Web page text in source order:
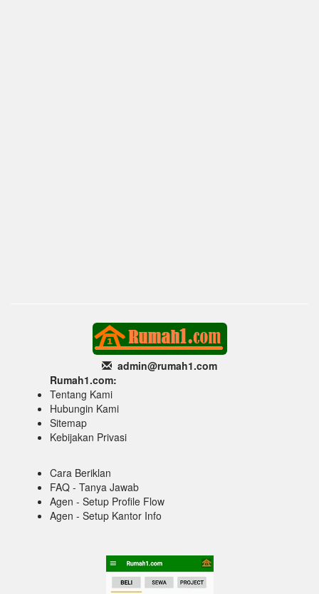
admin@rumah1.com
Rumah1.com:
Tentang Kami
Hubungin Kami
Sitemap
Kebijakan Privasi
Cara Beriklan
FAQ - Tanya Jawab
Agen - Setup Profile Flow
Agen - Setup Kantor Info